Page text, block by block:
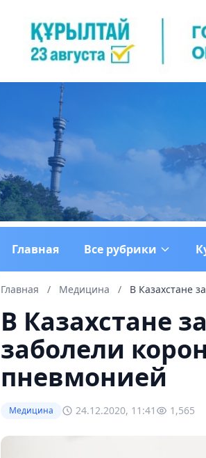
Главная Все рубрики
Главная / Медицина / В Казахстане
В Казахстане
заболели
пневмонией
Медицина 24.12.2020, 11:41 1,565